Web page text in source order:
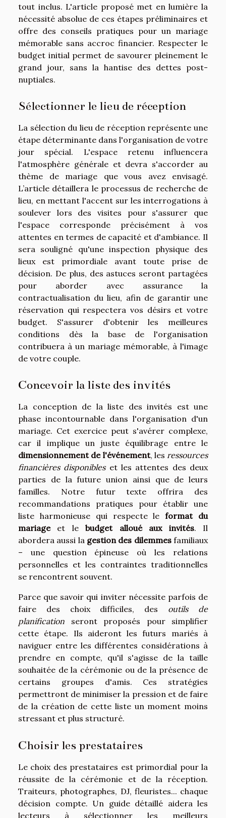
tout inclus. L'article proposé met en lumière la
nécessité absolue de ces étapes préliminaires et
offre des conseils pratiques pour un mariage
mémorable sans accroc financier. Respecter le
budget initial permet de savourer pleinement le
grand jour, sans la hantise des dettes post-
nuptiales.
Sélectionner le lieu de réception
La sélection du lieu de réception représente une
étape déterminante dans l'organisation de votre
jour spécial. L'espace retenu influencera
l'atmosphère générale et devra s'accorder au
thème de mariage que vous avez envisagé.
L’article détaillera le processus de recherche de
lieu, en mettant l'accent sur les interrogations à
soulever lors des visites pour s'assurer que
l'espace corresponde précisément à vos
attentes en termes de capacité et d'ambiance. Il
sera souligné qu'une inspection physique des
lieux est primordiale avant toute prise de
décision. De plus, des astuces seront partagées
pour aborder avec assurance la
contractualisation du lieu, afin de garantir une
réservation qui respectera vos désirs et votre
budget. S'assurer d'obtenir les meilleures
conditions dès la base de l'organisation
contribuera à un mariage mémorable, à l'image
de votre couple.
Concevoir la liste des invités
La conception de la liste des invités est une
phase incontournable dans l'organisation d'un
mariage. Cet exercice peut s'avérer complexe,
car il implique un juste équilibrage entre le
dimensionnement de l'événement, les ressources
financières disponibleset les attentes des deux
parties de la future union ainsi que de leurs
familles. Notre futur texte offrira des
recommandations pratiques pour établir une
liste harmonieuse qui respecte leformat du
mariageet lebudget alloué aux invités. Il
abordera aussi la gestion des dilemmesfamiliaux
– une question épineuse où les relations
personnelles et les contraintes traditionnelles
se rencontrent souvent.
Parce que savoir qui inviter nécessite parfois de
faire des choix difficiles, des outils de
planification seront proposés pour simplifier
cette étape. Ils aideront les futurs mariés à
naviguer entre les différentes considérations à
prendre en compte, qu'il s'agisse de la taille
souhaitée de la cérémonie ou de la présence de
certains groupes d'amis. Ces stratégies
permettront de minimiser la pression et de faire
de la création de cette liste un moment moins
stressant et plus structuré.
Choisir les prestataires
Le choix des prestataires est primordial pour la
réussite de la cérémonie et de la réception.
Traiteurs, photographes, DJ, fleuristes... chaque
décision compte. Un guide détaillé aidera les
lecteurs à sélectionner les meilleurs